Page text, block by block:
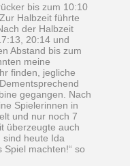
bis zum 10:10
Halbzeit führte
der Halbzeit
20:14 und
Abstand bis zum
meine
finden, jegliche
gegangen. Nach
Spielerinnen in
und nur noch 7
überzeugte auch
sind heute Ida
machten!“ so